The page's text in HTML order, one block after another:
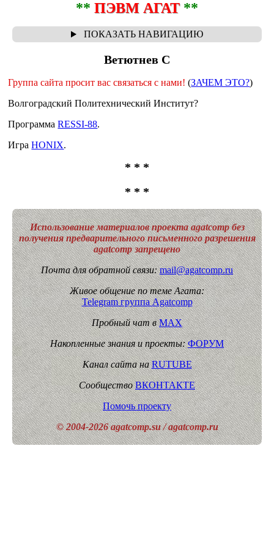
** ПЭВМ АГАТ**
Ветютнев С
Группа сайта просит вас связаться с нами! (ЗАЧЕМ ЭТО?)
Волгоградский Политехнический Институт?
ПрограммаRESSI-88.
ИграHONIX.
* * *
* * *
Использование материалов проекта agatcomp без
получения предварительного письменного разрешения
agatcomp запрещено
Почта для обратной связи:mail@agatcomp.ru
Живое общение по теме Агата:
Telegram группа Agatcomp
Пробный чат вMAX
Накопленные знания и проекты:ФОРУМ
Канал сайта наRUTUBE
СообществоВКОНТАКТЕ
Помочь проекту
© 2004-2026 agatcomp.su / agatcomp.ru